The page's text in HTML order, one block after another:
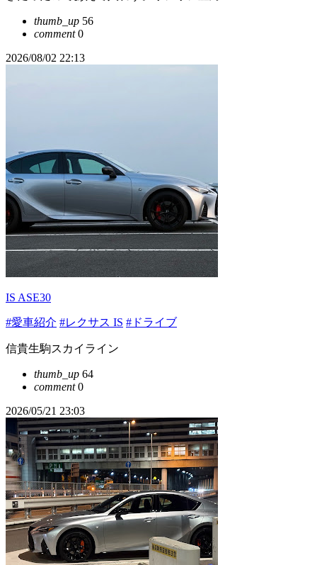
thumb_up 56
comment0
2026/08/02 22:13
IS ASE30
#愛車紹介 #レクサス IS #ドライブ
信貴生駒スカイライン
thumb_up 64
comment0
2026/05/21 23:03